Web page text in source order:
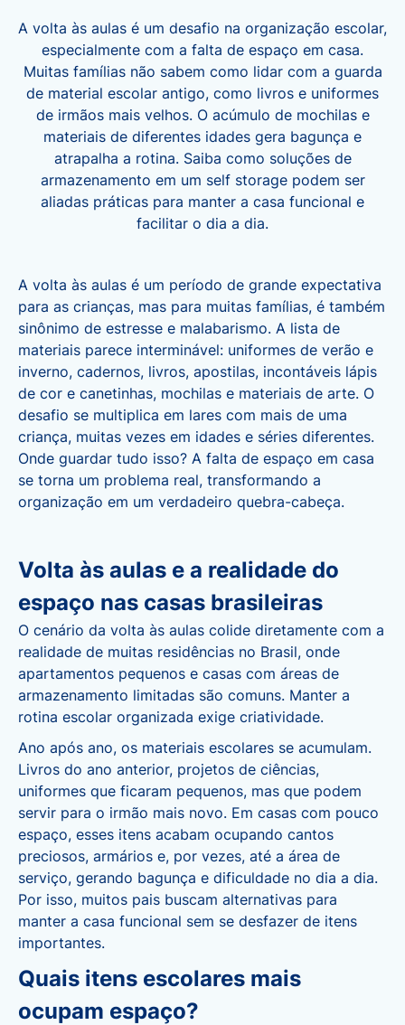
A volta às aulas é um desafio na organização escolar,
especialmente com a falta de espaço em casa.
Muitas famílias não sabem como lidar com a guarda
de material escolar antigo, como livros e uniformes
de irmãos mais velhos. O acúmulo de mochilas e
materiais de diferentes idades gera bagunça e
atrapalha a rotina. Saiba como soluções de
armazenamento em um self storage podem ser
aliadas práticas para manter a casa funcional e
facilitar o dia a dia.
A volta às aulas é um período de grande expectativa
para as crianças, mas para muitas famílias, é também
sinônimo de estresse e malabarismo. A lista de
materiais parece interminável: uniformes de verão e
inverno, cadernos, livros, apostilas, incontáveis lápis
de cor e canetinhas, mochilas e materiais de arte. O
desafio se multiplica em lares com mais de uma
criança, muitas vezes em idades e séries diferentes.
Onde guardar tudo isso? A falta de espaço em casa
se torna um problema real, transformando a
organização em um verdadeiro quebra-cabeça.
Volta às aulas e a realidade do
espaço nas casas brasileiras
O cenário da volta às aulas colide diretamente com a
realidade de muitas residências no Brasil, onde
apartamentos pequenos e casas com áreas de
armazenamento limitadas são comuns. Manter a
rotina escolar organizada exige criatividade.
Ano após ano, os materiais escolares se acumulam.
Livros do ano anterior, projetos de ciências,
uniformes que ficaram pequenos, mas que podem
servir para o irmão mais novo. Em casas com pouco
espaço, esses itens acabam ocupando cantos
preciosos, armários e, por vezes, até a área de
serviço, gerando bagunça e dificuldade no dia a dia.
Por isso, muitos pais buscam alternativas para
manter a casa funcional sem se desfazer de itens
importantes.
Quais itens escolares mais
ocupam espaço?